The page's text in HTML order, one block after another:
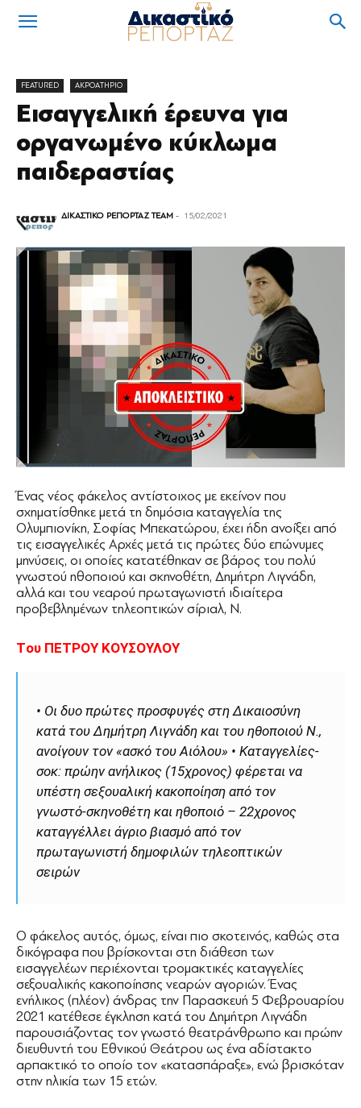
FEATURED ΑΚΡΟΑΤΗΡΙΟ
Εισαγγελική έρευνα για
οργανωμένο κύκλωμα
παιδεραστίας
ΔΙΚΑΣΤΙΚΟ ΡΕΠΟΡΤΑΖ TEAM - 15/02/2021
Ένας νέος φάκελος αντίστοιχος με εκείνον που
σχηματίσθηκε μετά τη δημόσια καταγγελία της
Ολυμπιονίκη, Σοφίας Μπεκατώρου, έχει ήδη ανοίξει από
τις εισαγγελικές Αρχές μετά τις πρώτες δύο επώνυμες
μηνύσεις, οι οποίες κατατέθηκαν σε βάρος του πολύ
γνωστού ηθοποιού και σκηνοθέτη, ∆ημήτρη Λιγνάδη,
αλλά και του νεαρού πρωταγωνιστή ιδιαίτερα
προβεβλημένων τηλεοπτικών σίριαλ, Ν.
Tου ΠΕΤΡΟΥ ΚΟΥΣΟΥΛΟΥ
• Οι δυο πρώτες προσφυγές στη ∆ικαιοσύνη
κατά του ∆ηµήτρη Λιγνάδη και του ηθοποιού Ν.,
ανοίγουν τον «ασκό του Αιόλου» • Καταγγελίες-
σοκ: πρώην ανήλικος (15χρονος) φέρεται να
υπέστη σεξουαλική κακοποίηση από τον
γνωστό-σκηνοθέτη και ηθοποιό – 22χρονος
καταγγέλλει άγριο βιασμό από τον
πρωταγωνιστή δημοφιλών τηλεοπτικών
σειρών
Ο φάκελος αυτός, όμως, είναι πιο σκοτεινός, καθώς στα
δικόγραφα που βρίσκονται στη διάθεση των
εισαγγελέων περιέχονται τρομακτικές καταγγελίες
σεξουαλικής κακοποίησης νεαρών αγοριών. Ένας
ενήλικος (πλέον) άνδρας την Παρασκευή 5 Φεβρουαρίου
2021 κατέθεσε έγκληση κατά του ∆ημήτρη Λιγνάδη
παρουσιάζοντας τον γνωστό θεατράνθρωπο και πρώην
διευθυντή του Εθνικού Θεάτρου ως ένα αδίστακτο
αρπακτικό το οποίο τον «κατασπάραξε», ενώ βρισκόταν
στην ηλικία των 15 ετών.